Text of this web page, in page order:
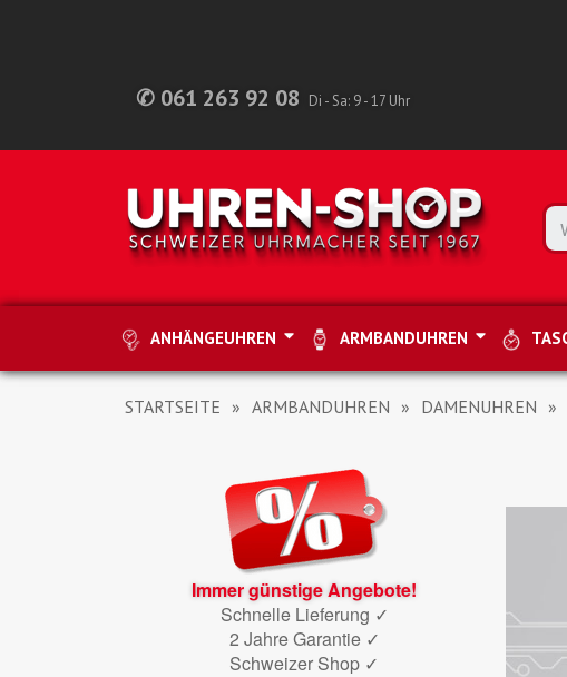
✆ 061 263 92 08 Di - Sa: 9 - 17 Uhr
ANHÄNGEUHREN ARMBANDUHREN
STARTSEITE ARMBANDUHREN DAMENUHREN
Immer günstige Angebote!
Schnelle Lieferung ✓
2 Jahre Garantie ✓
Schweizer Shop ✓